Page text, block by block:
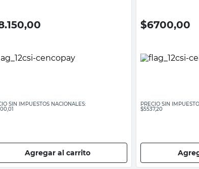
SIN IMPUESTOS NACIONALES:
Agregar al carrito
$6700,00
PRECIO SIN
$5537,20